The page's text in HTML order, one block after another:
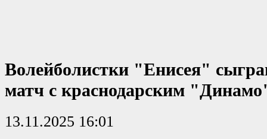
Волейболистки "Енисея"
матч с краснодарским
13.11.2025 16:01